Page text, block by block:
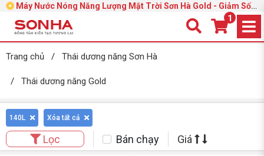
Máy Nước Nóng Năng Lượng Mặt Trời Sơn Hà Gold - Giảm Sốc
1
Trang chủ / Thái dương năng Sơn Hà
/ Thái dương năng Gold
140L Xóa tất cả
Lọc Bán chạy Giá